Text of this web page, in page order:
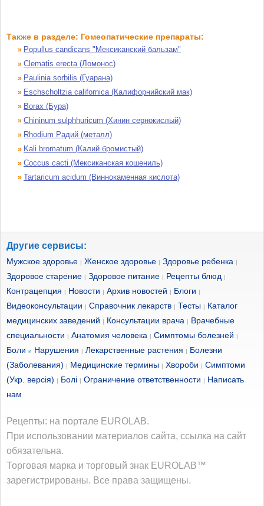
Также в разделе: Гомеопатические препараты:
» Popullus candicans "Мексиканский бальзам"
» Clematis erecta (Ломонос)
» Paulinia sorbilis (Гуарана)
» Eschscholtzia californica (Калифорнийский мак)
» Borax (Бура)
» Chininum sulphhuricum (Хинин сернокислый)
» Rhodium Радий (металл)
» Kali bromatum (Калий бромистый)
» Coccus cacti (Мексиканская кошениль)
» Tartaricum acidum (Виннокаменная кислота)
Другие сервисы:
Мужское здоровье | Женское здоровье | Здоровье ребенка |
Здоровое старение | Здоровое питание | Рецепты блюд |
Контрацепция | Новости | Архив новостей | Блоги |
Видеоконсультации | Справочник лекарств | Тесты | Каталог
медицинских заведений | Консультации врача | Врачебные
специальности | Анатомия человека | Симптомы болезней |
Боли и Нарушения | Лекарственные растения | Болезни
(Заболевания) | Медицинские термины | Хвороби | Симптоми
(Укр. версія) | Болі | Ограничение ответственности | Написать
нам
Рецепты: на портале EUROLAB.
При использовании материалов сайта, ссылка на сайт
обязательна.
Торговая марка и торговый знак EUROLAB™
зарегистрированы. Все права защищены.